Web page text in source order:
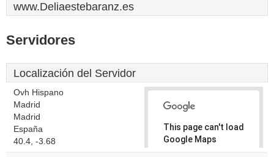
www.Deliaestebaranz.es
Servidores
Localización del Servidor
Ovh Hispano
Madrid
Madrid
España
40.4, -3.68
This page can't load
Google Maps
correctly.